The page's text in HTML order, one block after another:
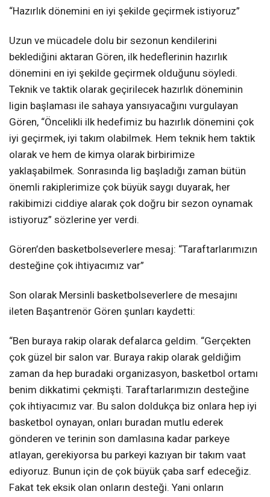
“Hazırlık dönemini en iyi şekilde geçirmek istiyoruz”
Uzun ve mücadele dolu bir sezonun kendilerini
beklediğini aktaran Gören, ilk hedeflerinin hazırlık
dönemini en iyi şekilde geçirmek olduğunu söyledi.
Teknik ve taktik olarak geçirilecek hazırlık döneminin
ligin başlaması ile sahaya yansıyacağını vurgulayan
Gören, “Öncelikli ilk hedefimiz bu hazırlık dönemini çok
iyi geçirmek, iyi takım olabilmek. Hem teknik hem taktik
olarak ve hem de kimya olarak birbirimize
yaklaşabilmek. Sonrasında lig başladığı zaman bütün
önemli rakiplerimize çok büyük saygı duyarak, her
rakibimizi ciddiye alarak çok doğru bir sezon oynamak
istiyoruz” sözlerine yer verdi.
Gören’den basketbolseverlere mesaj: “Taraftarlarımızın
desteğine çok ihtiyacımız var”
Son olarak Mersinli basketbolseverlere de mesajını
ileten Başantrenör Gören şunları kaydetti:
“Ben buraya rakip olarak defalarca geldim. “Gerçekten
çok güzel bir salon var. Buraya rakip olarak geldiğim
zaman da hep buradaki organizasyon, basketbol ortamı
benim dikkatimi çekmişti. Taraftarlarımızın desteğine
çok ihtiyacımız var. Bu salon doldukça biz onlara hep iyi
basketbol oynayan, onları buradan mutlu ederek
gönderen ve terinin son damlasına kadar parkeye
atlayan, gerekiyorsa bu parkeyi kazıyan bir takım vaat
ediyoruz. Bunun için de çok büyük çaba sarf edeceğiz.
Fakat tek eksik olan onların desteği. Yani onların